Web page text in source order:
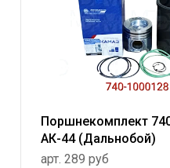
Поршнекомплект
АК-44 (Дальнобой)
арт. 289 руб